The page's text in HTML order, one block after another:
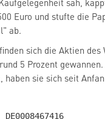
sah,
Euro und stufte die
ab.
sich die Aktien
5 Prozent gewannen.
haben sie sich seit